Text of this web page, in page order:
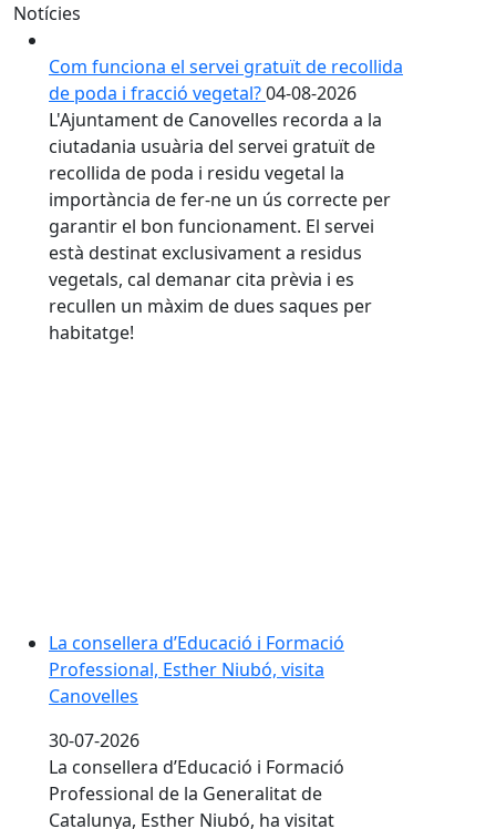
Notícies
Com funciona el servei gratuït de recollida
de poda i fracció vegetal?04-08-2026
L'Ajuntament de Canovelles recorda a la
ciutadania usuària del servei gratuït de
recollida de poda i residu vegetal la
importància de fer-ne un ús correcte per
garantir el bon funcionament. El servei
està destinat exclusivament a residus
vegetals, cal demanar cita prèvia i es
recullen un màxim de dues saques per
habitatge!
La consellera d’Educació i Formació
Professional, Esther Niubó, visita
Canovelles
30-07-2026
La consellera d’Educació i Formació
Professional de la Generalitat de
Catalunya, Esther Niubó, ha visitat